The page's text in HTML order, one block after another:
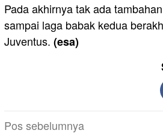
Pada akhirnya tak ada
sampai laga babak kedua
Juventus. (esa)
Navigasi
Pos sebelumnya